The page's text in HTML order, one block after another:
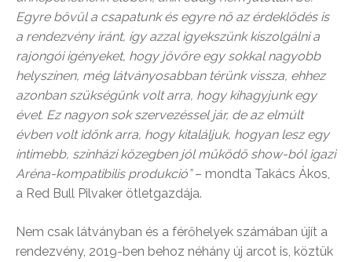
Egyre bővül a csapatunk és egyre nő az érdeklődés is
a rendezvény iránt, így azzal igyekszünk kiszolgálni a
rajongói igényeket, hogy jövőre egy sokkal nagyobb
helyszínen, még látványosabban térünk vissza, ehhez
azonban szükségünk volt arra, hogy kihagyjunk egy
évet. Ez nagyon sok szervezéssel jár, de az elmúlt
évben volt időnk arra, hogy kitaláljuk, hogyan lesz egy
intimebb, színházi közegben jól működő show-ból igazi
Aréna-kompatibilis produkció”– mondta Takács Ákos,
a Red Bull Pilvaker ötletgazdája.
Nem csak látványban és a férőhelyek számában újít a
rendezvény, 2019-ben behoz néhány új arcot is, köztük